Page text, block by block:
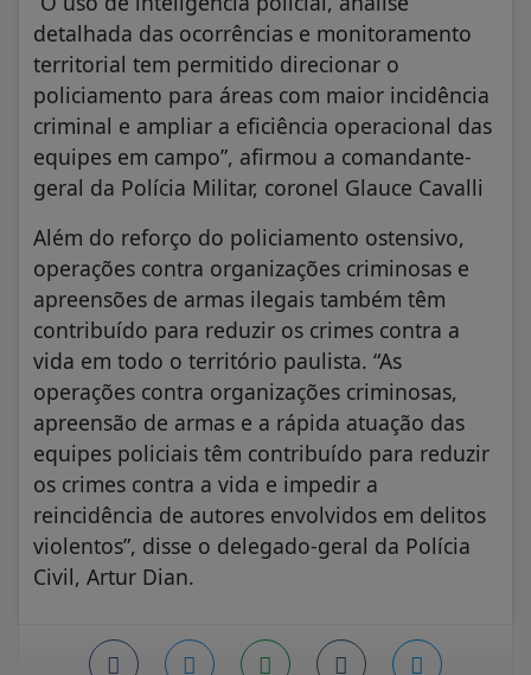
detalhada das ocorrências e monitoramento
territorial tem permitido direcionar o
policiamento para áreas com maior incidência
criminal e ampliar a eficiência operacional das
equipes em campo”, afirmou a comandante-
geral da Polícia Militar, coronel Glauce Cavalli
Além do reforço do policiamento ostensivo,
operações contra organizações criminosas e
apreensões de armas ilegais também têm
contribuído para reduzir os crimes contra a
vida em todo o território paulista. “As
operações contra organizações criminosas,
apreensão de armas e a rápida atuação das
equipes policiais têm contribuído para reduzir
os crimes contra a vida e impedir a
reincidência de autores envolvidos em delitos
violentos”, disse o delegado-geral da Polícia
Civil, Artur Dian.